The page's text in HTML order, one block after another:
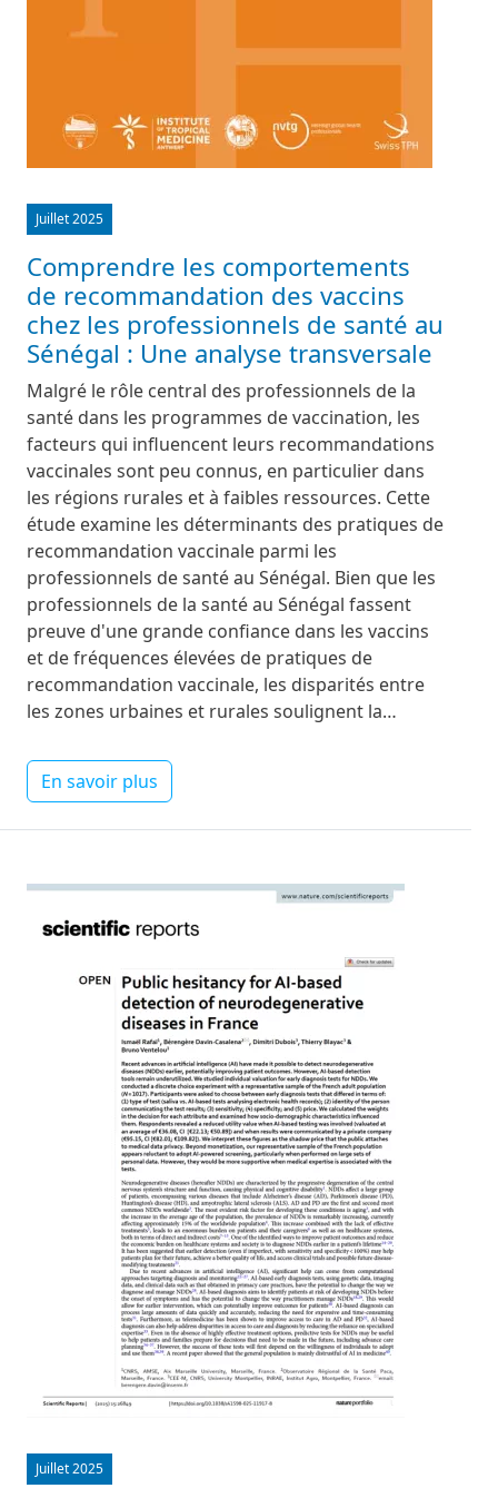
Juillet 2025
Comprendre les comportements
de recommandation des vaccins
chez les professionnels de santé au
Sénégal : Une analyse transversale
Malgré le rôle central des professionnels de la
santé dans les programmes de vaccination, les
facteurs qui influencent leurs recommandations
vaccinales sont peu connus, en particulier dans
les régions rurales et à faibles ressources. Cette
étude examine les déterminants des pratiques de
recommandation vaccinale parmi les
professionnels de santé au Sénégal. Bien que les
professionnels de la santé au Sénégal fassent
preuve d'une grande confiance dans les vaccins
et de fréquences élevées de pratiques de
recommandation vaccinale, les disparités entre
les zones urbaines et rurales soulignent la…
En savoir plus
Image
Juillet 2025